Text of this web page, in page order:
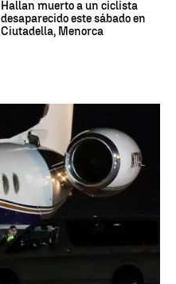
Hallan muerto a un ciclista
desaparecido este sábado en
Ciutadella, Menorca